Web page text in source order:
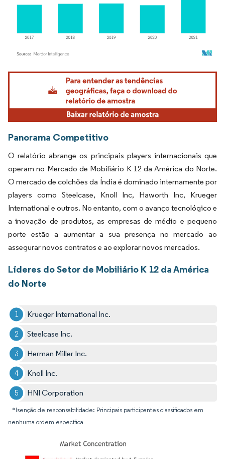
Imagem © Mordor Intelligence. O reuso requer atribuição conforme CC BY 4.0.
Panorama Competitivo
O relatório abrange os principais players internacionais que
operam no Mercado de Mobiliário K 12 da América do Norte.
O mercado de colchões da Índia é dominado internamente por
players como Steelcase, Knoll Inc, Haworth Inc, Krueger
International e outros. No entanto, com o avanço tecnológico e
a inovação de produtos, as empresas de médio e pequeno
porte estão a aumentar a sua presença no mercado ao
assegurar novos contratos e ao explorar novos mercados.
Líderes do Setor de Mobiliário K 12 da América
do Norte
Krueger International Inc.
Steelcase Inc.
Herman Miller Inc.
Knoll Inc.
HNI Corporation
*Isenção de responsabilidade: Principais participantes classificados em
nenhuma ordem específica